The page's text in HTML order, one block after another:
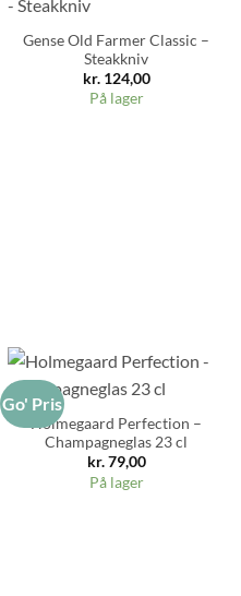
Gense Old Farmer Classic –
Steakkniv
kr.124,00
På lager
Go' Pris
Holmegaard Perfection –
Champagneglas 23 cl
kr.79,00
På lager